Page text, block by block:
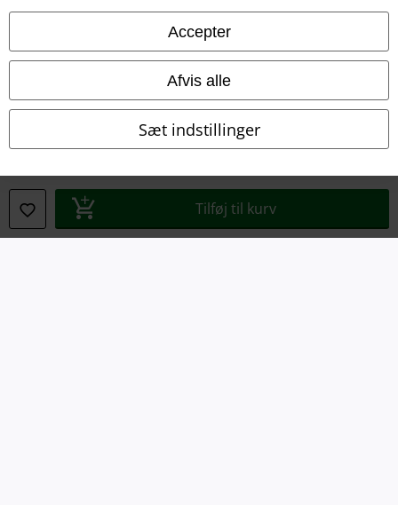
Accepter
Afvis alle
Sæt indstillinger
Tilføj til kurv
Salgs-, medlems- & leveringsbetingelser
Om EMP Danmark